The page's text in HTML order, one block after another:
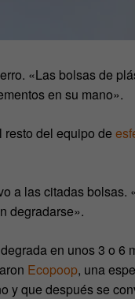
«Las bolsas de
en su mano».
del equipo de
a las citadas bolsas.
degradarse».
en unos 3 o 6
Ecopoop, una
y que después se